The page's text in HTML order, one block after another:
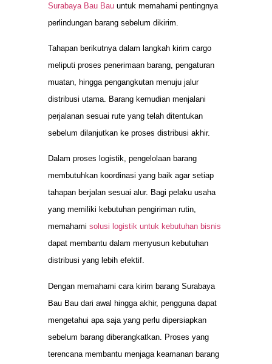
Surabaya Bau Bau untuk memahami pentingnya
perlindungan barang sebelum dikirim.
Tahapan berikutnya dalam langkah kirim cargo
meliputi proses penerimaan barang, pengaturan
muatan, hingga pengangkutan menuju jalur
distribusi utama. Barang kemudian menjalani
perjalanan sesuai rute yang telah ditentukan
sebelum dilanjutkan ke proses distribusi akhir.
Dalam proses logistik, pengelolaan barang
membutuhkan koordinasi yang baik agar setiap
tahapan berjalan sesuai alur. Bagi pelaku usaha
yang memiliki kebutuhan pengiriman rutin,
memahami solusi logistik untuk kebutuhan bisnis
dapat membantu dalam menyusun kebutuhan
distribusi yang lebih efektif.
Dengan memahami cara kirim barang Surabaya
Bau Bau dari awal hingga akhir, pengguna dapat
mengetahui apa saja yang perlu dipersiapkan
sebelum barang diberangkatkan. Proses yang
terencana membantu menjaga keamanan barang